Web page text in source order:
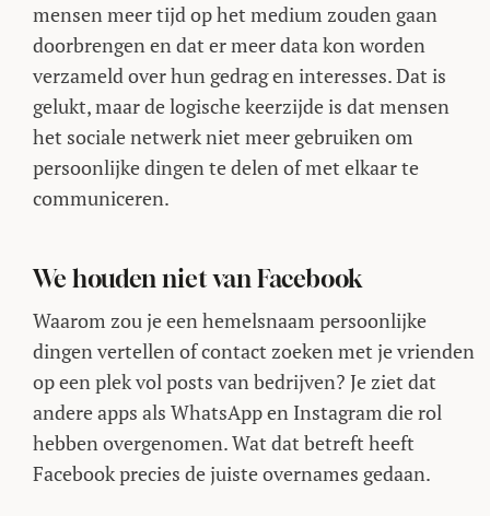
mensen meer tijd op het medium zouden gaan
doorbrengen en dat er meer data kon worden
verzameld over hun gedrag en interesses. Dat is
gelukt, maar de logische keerzijde is dat mensen
het sociale netwerk niet meer gebruiken om
persoonlijke dingen te delen of met elkaar te
communiceren.
We houden niet van Facebook
Waarom zou je een hemelsnaam persoonlijke
dingen vertellen of contact zoeken met je vrienden
op een plek vol posts van bedrijven? Je ziet dat
andere apps als WhatsApp en Instagram die rol
hebben overgenomen. Wat dat betreft heeft
Facebook precies de juiste overnames gedaan.